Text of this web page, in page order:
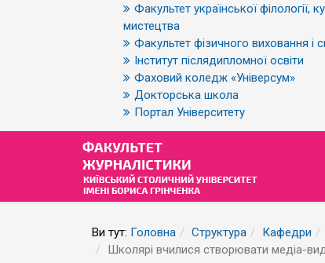
Факультет української філології,
мистецтва
Факультет фізичного виховання і
Інститут післядипломної освіти
Фаховий коледж «Універсум»
Докторська школа
Портал Університету
Ви тут: Головна Структура Кафедри
Школярі вчилися створювати медіа-